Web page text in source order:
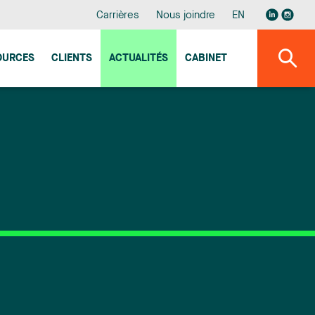
Carrières Nous joindre EN
CLIENTS ACTUALITÉS CABINET